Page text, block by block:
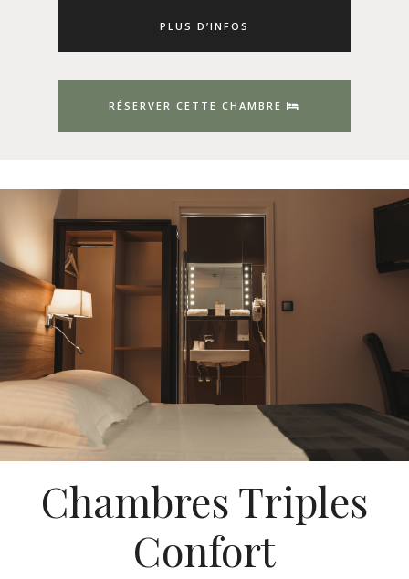
PLUS D’INFOS
RÉSERVER CETTE CHAMBRE
Chambres Triples
Confort